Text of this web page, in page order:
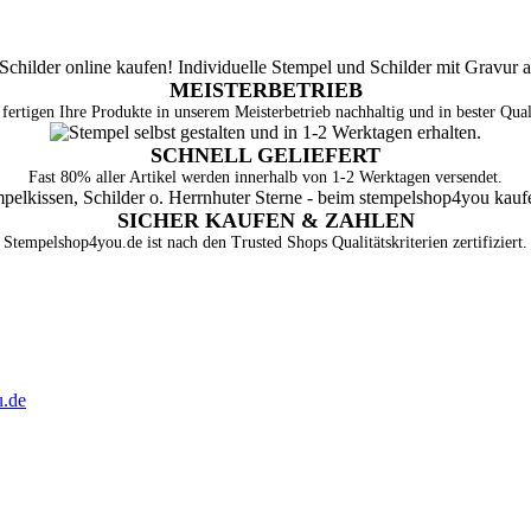
MEISTERBETRIEB
Ihre Produkte in unserem Meisterbetrieb nachhaltig und in bester
SCHNELL GELIEFERT
Fast 80% aller Artikel werden innerhalb von 1-2 Werktagen versendet.
SICHER KAUFEN & ZAHLEN
Stempelshop4you.de ist nach den Trusted Shops Qualitätskriterien zertifiziert.